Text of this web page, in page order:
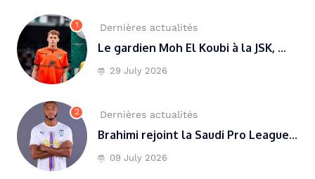
1 Dernières actualités
Le gardien Moh El Koubi à la JSK, ...
29 July 2026
2 Dernières actualités
Brahimi rejoint la Saudi Pro League...
09 July 2026